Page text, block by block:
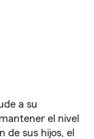
a su
el nivel
de sus hijos, el